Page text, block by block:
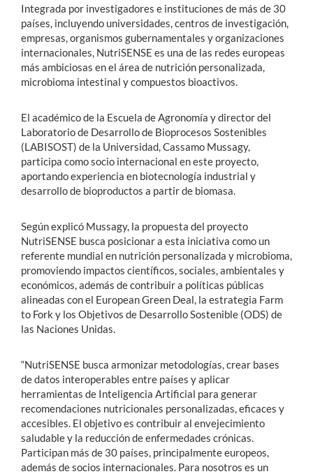
Integrada por investigadores e instituciones de más de 30
países, incluyendo universidades, centros de investigación,
empresas, organismos gubernamentales y organizaciones
internacionales, NutriSENSE es una de las redes europeas
más ambiciosas en el área de nutrición personalizada,
microbioma intestinal y compuestos bioactivos.
El académico de la Escuela de Agronomía y director del
Laboratorio de Desarrollo de Bioprocesos Sostenibles
(LABISOST) de la Universidad, Cassamo Mussagy,
participa como socio internacional en este proyecto,
aportando experiencia en biotecnología industrial y
desarrollo de bioproductos a partir de biomasa.
Según explicó Mussagy, la propuesta del proyecto
NutriSENSE busca posicionar a esta iniciativa como un
referente mundial en nutrición personalizada y microbioma,
promoviendo impactos científicos, sociales, ambientales y
económicos, además de contribuir a políticas públicas
alineadas con el European Green Deal, la estrategia Farm
to Fork y los Objetivos de Desarrollo Sostenible (ODS) de
las Naciones Unidas.
“NutriSENSE busca armonizar metodologías, crear bases
de datos interoperables entre países y aplicar
herramientas de Inteligencia Artificial para generar
recomendaciones nutricionales personalizadas, eficaces y
accesibles. El objetivo es contribuir al envejecimiento
saludable y la reducción de enfermedades crónicas.
Participan más de 30 países, principalmente europeos,
además de socios internacionales. Para nosotros es un